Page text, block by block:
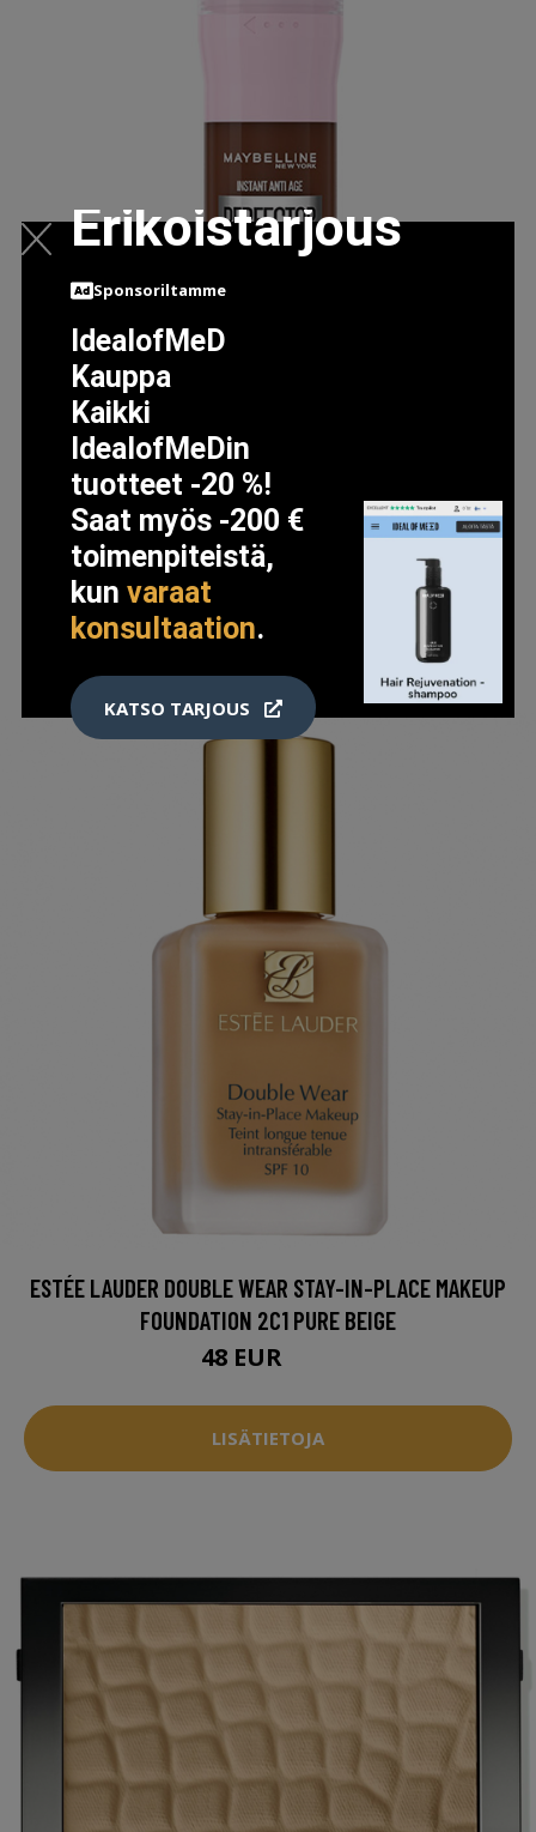
INSTANT PERFECTOR 4-IN-1 GLOW, 20 ML MAYBELLINE
MEIKKIVOIDE
16.5 EUR
ESTÉE LAUDER DOUBLE WEAR STAY-IN-PLACE MAKEUP
FOUNDATION 2C1 PURE BEIGE
48 EUR
LISÄTIETOJA
Erikoistarjous
Sponsoriltamme
IdealofMeD
Kauppa
Kaikki
IdealofMeDin
tuotteet -20 %!
Saat myös -200 €
toimenpiteistä,
kunvaraat
konsultaation.
KATSO TARJOUS